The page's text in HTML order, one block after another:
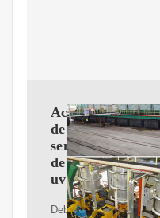
Aceite
de
semilla
de
uva
Debido